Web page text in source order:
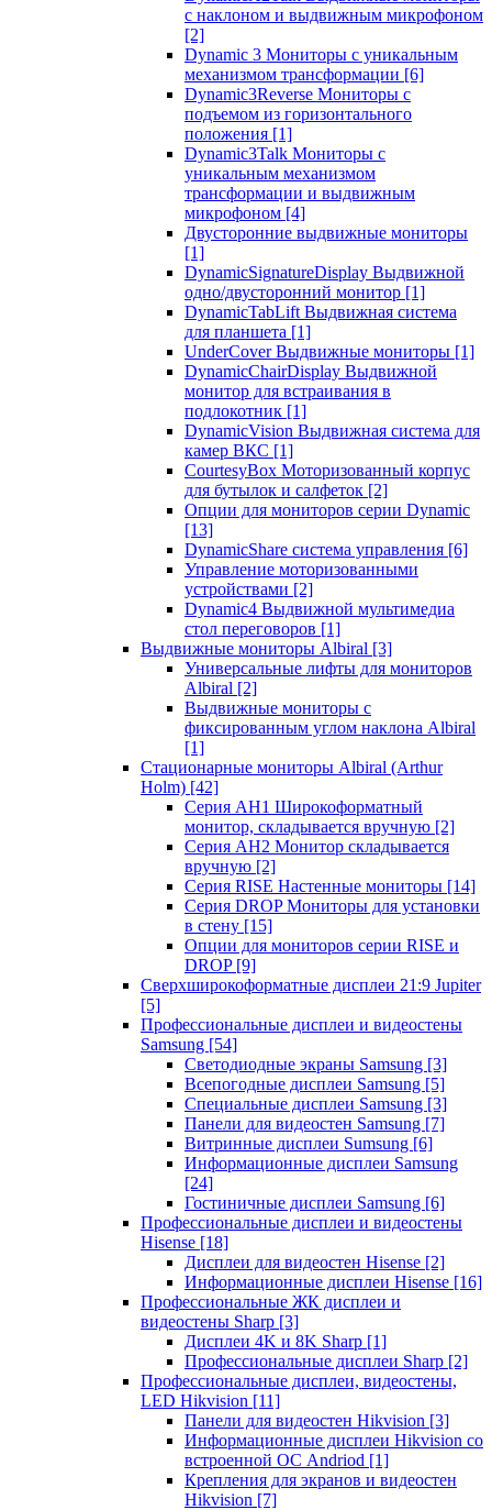
с наклоном и выдвижным микрофоном
[2]
Dynamic 3 Мониторы с уникальным
механизмом трансформации [6]
Dynamic3Reverse Мониторы с
подъемом из горизонтального
положения [1]
Dynamic3Talk Мониторы с
уникальным механизмом
трансформации и выдвижным
микрофоном [4]
Двусторонние выдвижные мониторы
[1]
DynamicSignatureDisplay Выдвижной
одно/двусторонний монитор [1]
DynamicTabLift Выдвижная система
для планшета [1]
UnderCover Выдвижные мониторы [1]
DynamicChairDisplay Выдвижной
монитор для встраивания в
подлокотник [1]
DynamicVision Выдвижная система для
камер ВКС [1]
CourtesyBox Моторизованный корпус
для бутылок и салфеток [2]
Опции для мониторов серии Dynamic
[13]
DynamicShare система управления [6]
Управление моторизованными
устройствами [2]
Dynamic4 Выдвижной мультимедиа
стол переговоров [1]
Выдвижные мониторы Albiral [3]
Универсальные лифты для мониторов
Albiral [2]
Выдвижные мониторы с
фиксированным углом наклона Albiral
[1]
Стационарные мониторы Albiral (Arthur
Holm) [42]
Серия AH1 Широкоформатный
монитор, складывается вручную [2]
Серия AH2 Монитор складывается
вручную [2]
Серия RISE Настенные мониторы [14]
Серия DROP Мониторы для установки
в стену [15]
Опции для мониторов серии RISE и
DROP [9]
Сверхширокоформатные дисплеи 21:9 Jupiter
[5]
Профессиональные дисплеи и видеостены
Samsung [54]
Светодиодные экраны Samsung [3]
Всепогодные дисплеи Samsung [5]
Специальные дисплеи Samsung [3]
Панели для видеостен Samsung [7]
Витринные дисплеи Sumsung [6]
Информационные дисплеи Samsung
[24]
Гостиничные дисплеи Samsung [6]
Профессиональные дисплеи и видеостены
Hisense [18]
Дисплеи для видеостен Hisense [2]
Информационные дисплеи Hisense [16]
Профессиональные ЖК дисплеи и
видеостены Sharp [3]
Дисплеи 4K и 8K Sharp [1]
Профессиональные дисплеи Sharp [2]
Профессиональные дисплеи, видеостены,
LED Hikvision [11]
Панели для видеостен Hikvision [3]
Информационные дисплеи Hikvision со
встроенной ОС Andriod [1]
Крепления для экранов и видеостен
Hikvision [7]